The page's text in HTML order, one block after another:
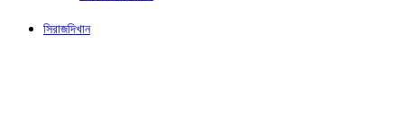
সিরাজদিখান